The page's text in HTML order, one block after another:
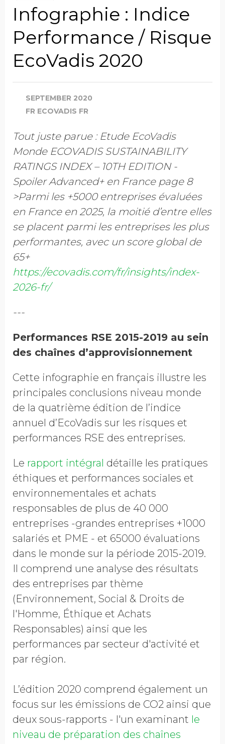
Infographie : Indice
Performance / Risque
EcoVadis 2020
SEPTEMBER 2020
FR ECOVADIS FR
Tout juste parue : Etude EcoVadis
Monde ECOVADIS SUSTAINABILITY
RATINGS INDEX – 10TH EDITION -
Spoiler Advanced+ en France page 8
>Parmi les +5000 entreprises évaluées
en France en 2025, la moitié d’entre elles
se placent parmi les entreprises les plus
performantes, avec un score global de
65+
https://ecovadis.com/fr/insights/index-
2026-fr/
---
Performances RSE 2015-2019 au sein
des chaînes d’approvisionnement
Cette infographie en français illustre les
principales conclusions niveau monde
de la quatrième édition de l’indice
annuel d’EcoVadis sur les risques et
performances RSE des entreprises.
Le rapport intégral détaille les pratiques
éthiques et performances sociales et
environnementales et achats
responsables de plus de 40 000
entreprises -grandes entreprises +1000
salariés et PME - et 65000 évaluations
dans le monde sur la période 2015-2019.
Il comprend une analyse des résultats
des entreprises par thème
(Environnement, Social & Droits de
l'Homme, Éthique et Achats
Responsables) ainsi que les
performances par secteur d'activité et
par région.
L’édition 2020 comprend également un
focus sur les émissions de CO2 ainsi que
deux sous-rapports - l'un examinant le
niveau de préparation des chaînes